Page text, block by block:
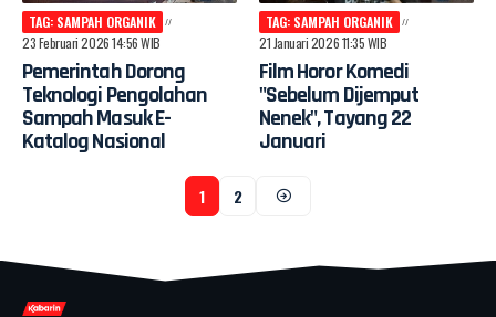
TAG: SAMPAH ORGANIK
23 Februari 2026 14:56 WIB
Pemerintah Dorong
Teknologi Pengolahan
Sampah Masuk E-
Katalog Nasional
TAG: SAMPAH ORGANIK
21 Januari 2026 11:35 WIB
Film Horor Komedi
"Sebelum Dijemput
Nenek", Tayang 22
Januari
1 2